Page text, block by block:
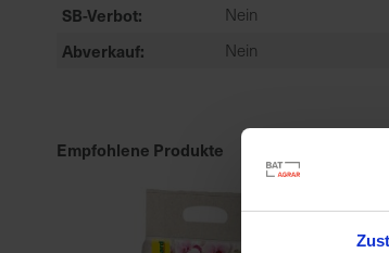
SB-Verbot Nein
Abverkauf Nein
Empfohlene Produkte